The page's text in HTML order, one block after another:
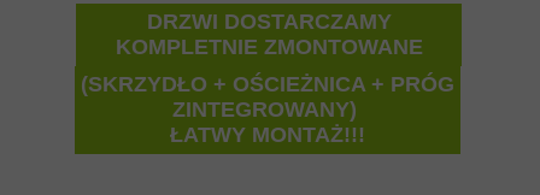
(SKRZYDŁO + OŚCIEŻNICA + PRÓG
ZINTEGROWANY)
ŁATWY MONTAŻ!!!
DRZWI DOSTARCZAMY
KOMPLETNIE ZMONTOWANE